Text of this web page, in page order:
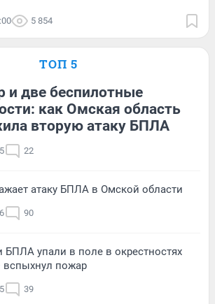
5 854
ТОП 5
и две беспилотные
как Омская область
вторую атаку БПЛА
22
атаку БПЛА в Омской области
90
БПЛА упали в поле в окрестностях
пожар
39